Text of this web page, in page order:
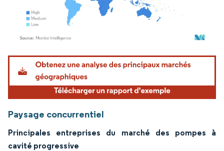
Image © Mordor Intelligence. La réutilisation nécessite une attribution sous CC BY
Paysage concurrentiel
Principales entreprises du marché des pompes à
cavité progressive